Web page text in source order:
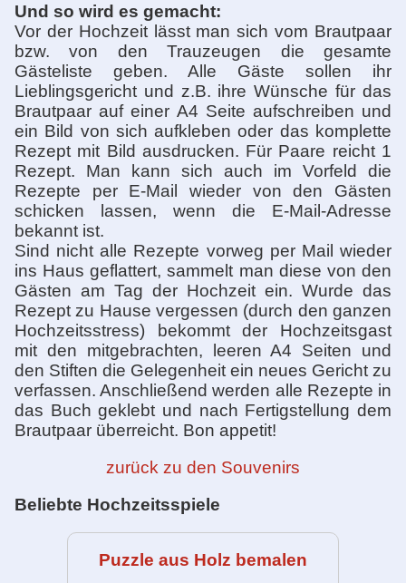
Und so wird es gemacht:
Vor der Hochzeit lässt man sich vom Brautpaar
bzw. von den Trauzeugen die gesamte
Gästeliste geben. Alle Gäste sollen ihr
Lieblingsgericht und z.B. ihre Wünsche für das
Brautpaar auf einer A4 Seite aufschreiben und
ein Bild von sich aufkleben oder das komplette
Rezept mit Bild ausdrucken. Für Paare reicht 1
Rezept. Man kann sich auch im Vorfeld die
Rezepte per E-Mail wieder von den Gästen
schicken lassen, wenn die E-Mail-Adresse
bekannt ist.
Sind nicht alle Rezepte vorweg per Mail wieder
ins Haus geflattert, sammelt man diese von den
Gästen am Tag der Hochzeit ein. Wurde das
Rezept zu Hause vergessen (durch den ganzen
Hochzeitsstress) bekommt der Hochzeitsgast
mit den mitgebrachten, leeren A4 Seiten und
den Stiften die Gelegenheit ein neues Gericht zu
verfassen. Anschließend werden alle Rezepte in
das Buch geklebt und nach Fertigstellung dem
Brautpaar überreicht. Bon appetit!
zurück zu den Souvenirs
Beliebte Hochzeitsspiele
Puzzle aus Holz bemalen